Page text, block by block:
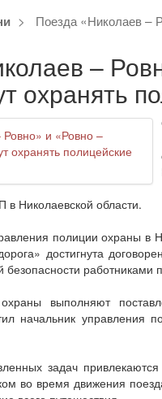
Поезда «Николаев –
–
охранять
Николаевской области.
полиции охраны
достигнута
безопасности работниками
выполняют
начальник управления
задач
во время движения